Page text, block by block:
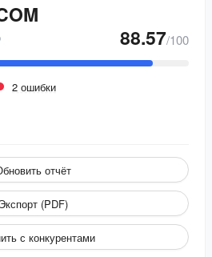
88.57/100
2 ошибки
отчёт
Экспорт (PDF)
с конкурентами